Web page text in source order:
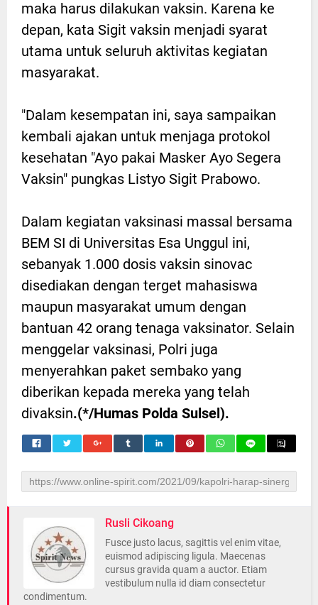
maka harus dilakukan vaksin. Karena ke
depan, kata Sigit vaksin menjadi syarat
utama untuk seluruh aktivitas kegiatan
masyarakat.
"Dalam kesempatan ini, saya sampaikan
kembali ajakan untuk menjaga protokol
kesehatan "Ayo pakai Masker Ayo Segera
Vaksin" pungkas Listyo Sigit Prabowo.
Dalam kegiatan vaksinasi massal bersama
BEM SI di Universitas Esa Unggul ini,
sebanyak 1.000 dosis vaksin sinovac
disediakan dengan terget mahasiswa
maupun masyarakat umum dengan
bantuan 42 orang tenaga vaksinator. Selain
menggelar vaksinasi, Polri juga
menyerahkan paket sembako yang
diberikan kepada mereka yang telah
divaksin.(*/Humas Polda Sulsel).
Rusli Cikoang
Fusce justo lacus, sagittis vel enim vitae,
euismod adipiscing ligula. Maecenas
cursus gravida quam a auctor. Etiam
vestibulum nulla id diam consectetur
condimentum.